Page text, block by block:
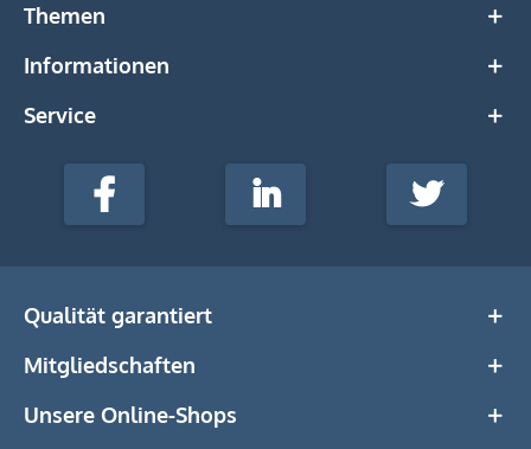
Themen
Informationen
Service
stempel-
Media
Facebook LinkedIn Twitter
Qualität garantiert
Mitgliedschaften
Unsere Online-Shops